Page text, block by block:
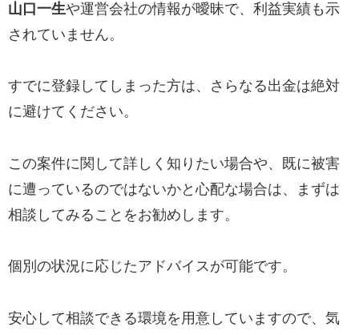
山口一生や運営会社の情報が曖昧で、利益実績も示
されていません。
すでに登録してしまった方は、さらなる出金は絶対
に避けてください。
この案件に関して詳しく知りたい場合や、既に被害
に遭っているのではないかと心配な場合は、まずは
相談してみることをお勧めします。
個別の状況に応じたアドバイスが可能です。
安心して相談できる環境を用意していますので、気